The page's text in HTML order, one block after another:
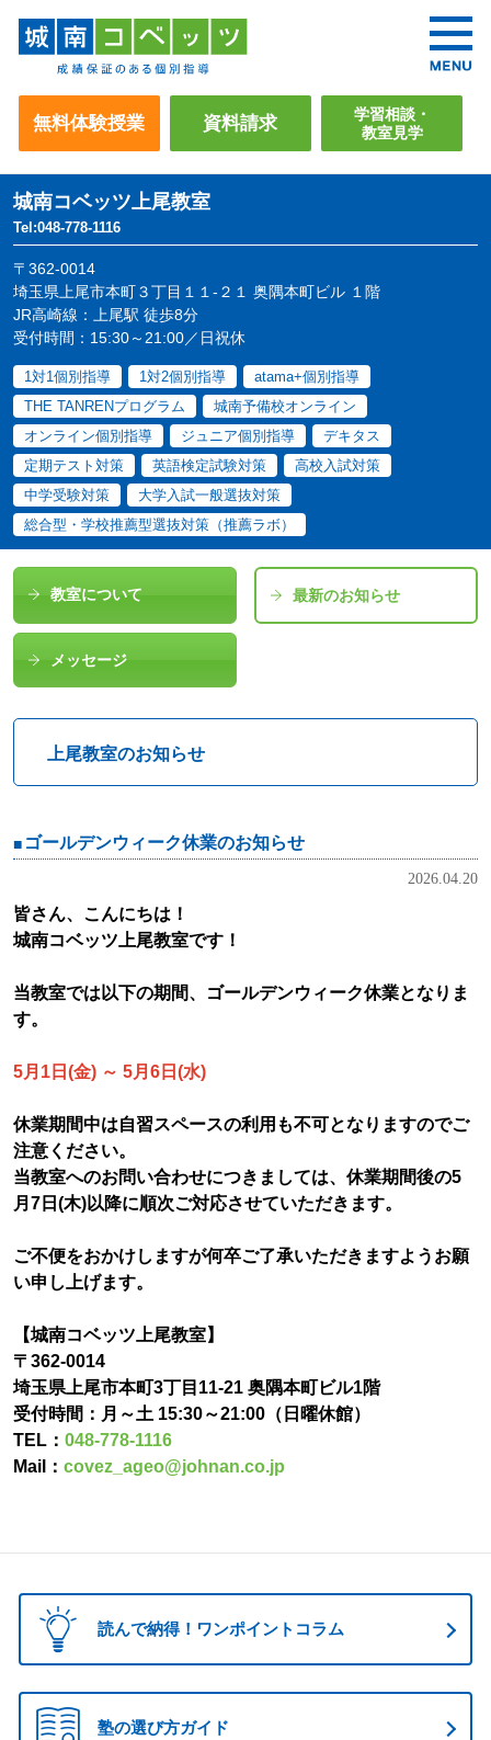
無料体験授業 資料請求
学習相談・
教室見学
城南コベッツ上尾教室
Tel:048-778-1116
〒362-0014
埼玉県上尾市本町３丁目１１-２１ 奥隅本町ビル １階
JR高崎線：上尾駅 徒歩8分
受付時間：15:30～21:00／日祝休
1対1個別指導 1対2個別指導
atama+個別指導
THE TANRENプログラム
城南予備校オンライン
オンライン個別指導
ジュニア個別指導
デキタス
定期テスト対策
英語検定試験対策
高校入試対策
中学受験対策
大学入試一般選抜対策
総合型・学校推薦型選抜対策（推薦ラボ）
教室について 最新のお知らせ
メッセージ
上尾教室のお知らせ
ゴールデンウィーク休業のお知らせ
2026.04.20
皆さん、こんにちは！
城南コベッツ上尾教室です！
当教室では以下の期間、ゴールデンウィーク休業となりま
す。
5月1日(金) ～ 5月6日(水)
休業期間中は自習スペースの利用も不可となりますのでご
注意ください。
当教室へのお問い合わせにつきましては、休業期間後の5
月7日(木)以降に順次ご対応させていただきます。
ご不便をおかけしますが何卒ご了承いただきますようお願
い申し上げます。
【城南コベッツ上尾教室】
〒362-0014
埼玉県上尾市本町3丁目11-21 奥隅本町ビル1階
受付時間：月～土 15:30～21:00（日曜休館）
TEL： 048-778-1116
Mail： covez_ageo@johnan.co.jp
読んで納得！ワンポイントコラム
塾の選び方ガイド